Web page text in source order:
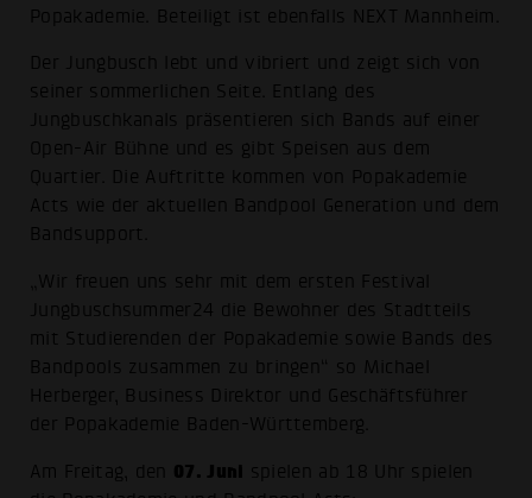
Popakademie. Beteiligt ist ebenfalls NEXT Mannheim.
Der Jungbusch lebt und vibriert und zeigt sich von
seiner sommerlichen Seite. Entlang des
Jungbuschkanals präsentieren sich Bands auf einer
Open-Air Bühne und es gibt Speisen aus dem
Quartier. Die Auftritte kommen von Popakademie
Acts wie der aktuellen Bandpool Generation und dem
Bandsupport.
„Wir freuen uns sehr mit dem ersten Festival
Jungbuschsummer24 die Bewohner des Stadtteils
mit Studierenden der Popakademie sowie Bands des
Bandpools zusammen zu bringen“ so Michael
Herberger, Business Direktor und Geschäftsführer
der Popakademie Baden-Württemberg.
Am Freitag, den 07. Juni spielen ab 18 Uhr spielen